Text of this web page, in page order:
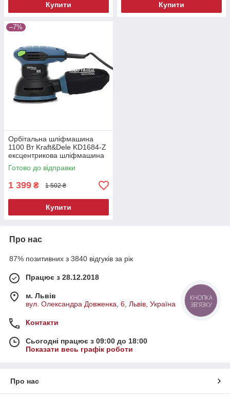
Купити Купити
–7%
Орбітальна шліфмашина
1100 Вт Kraft&Dele KD1684-Z
ексцентрикова шліфмашина
Готово до відправки
1 399 ₴ 1 502 ₴
Купити
Про нас
87% позитивних з 3840 відгуків за рік
Працює з 28.12.2018
м. Львів
вул. Олександра Довженка, 6, Львів, Україна
Контакти
Сьогодні працює з 09:00 до 18:00
Показати весь графік роботи
Про нас
КНОПКА
ЗВ'ЯЗКУ